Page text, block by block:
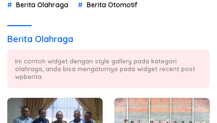
Berita Olahraga Berita Otomotif
Berita Olahraga
Ini contoh widget dengan style gallery pada kategori
olahraga, anda bisa mengaturnya pada widget recent post
wpberita.